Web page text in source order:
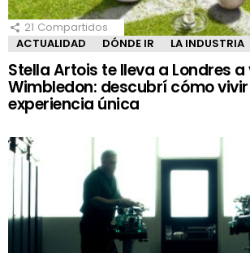
21 Compartidos
ACTUALIDAD
DÓNDE IR LA INDUSTRIA
Stella Artois te lleva a Londres a
Wimbledon: descubrí cómo
experiencia única